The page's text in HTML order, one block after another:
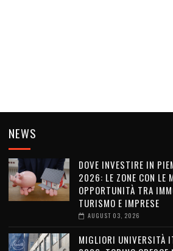
NEWS
DOVE INVESTIRE IN
2026: LE ZONE CON LE
OPPORTUNITÀ TRA
TURISMO E IMPRESE
AUGUST 03, 2026
MIGLIORI UNIVERSITÀ